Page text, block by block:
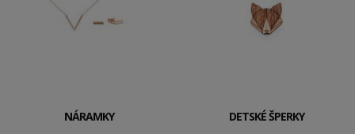
NÁRAMKY DETSKÉ ŠPERKY